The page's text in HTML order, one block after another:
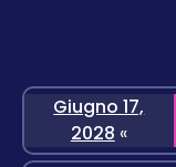
Giugno 17,
2028 «